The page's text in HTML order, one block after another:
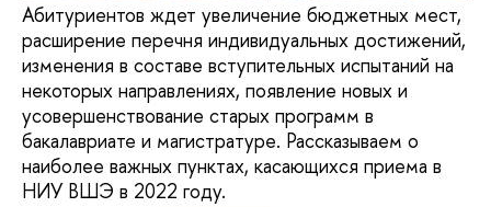
Абитуриентов ждет увеличение бюджетных мест,
расширение перечня индивидуальных достижений,
изменения в составе вступительных испытаний на
некоторых направлениях, появление новых и
усовершенствование старых программ в
бакалавриате и магистратуре. Рассказываем о
наиболее важных пунктах, касающихся приема в
НИУ ВШЭ в 2022 году.